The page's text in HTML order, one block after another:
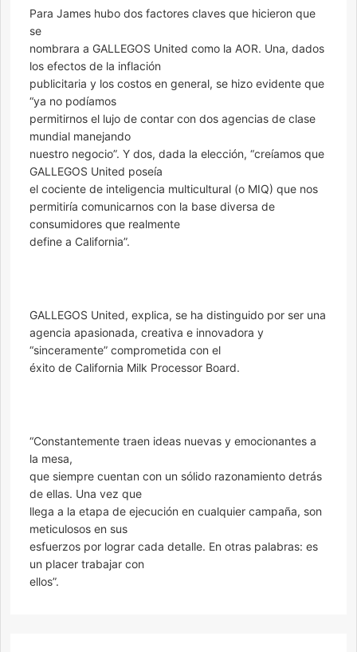
Para James hubo dos factores claves que hicieron que
se
nombrara a GALLEGOS United como la AOR. Una, dados
los efectos de la inflación
publicitaria y los costos en general, se hizo evidente que
“ya no podíamos
permitirnos el lujo de contar con dos agencias de clase
mundial manejando
nuestro negocio”. Y dos, dada la elección, “creíamos que
GALLEGOS United poseía
el cociente de inteligencia multicultural (o MIQ) que nos
permitiría comunicarnos con la base diversa de
consumidores que realmente
define a California”.
GALLEGOS United, explica, se ha distinguido por ser una
agencia apasionada, creativa e innovadora y
“sinceramente” comprometida con el
éxito de California Milk Processor Board.
“Constantemente traen ideas nuevas y emocionantes a
la mesa,
que siempre cuentan con un sólido razonamiento detrás
de ellas. Una vez que
llega a la etapa de ejecución en cualquier campaña, son
meticulosos en sus
esfuerzos por lograr cada detalle. En otras palabras: es
un placer trabajar con
ellos”.